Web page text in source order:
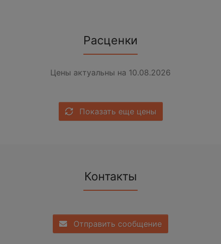
Расценки
Цены актуальны на 10.08.2026
Показать еще цены
Контакты
Отправить сообщение